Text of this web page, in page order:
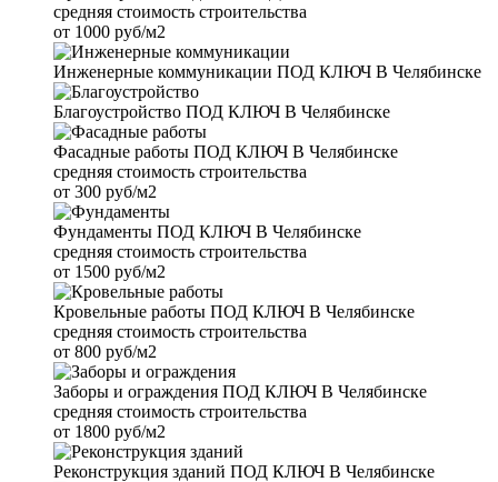
средняя стоимость строительства
от 1000 руб/м2
Инженерные коммуникации ПОД КЛЮЧ В Челябинске
Благоустройство ПОД КЛЮЧ В Челябинске
Фасадные работы ПОД КЛЮЧ В Челябинске
средняя стоимость строительства
от 300 руб/м2
Фундаменты ПОД КЛЮЧ В Челябинске
средняя стоимость строительства
от 1500 руб/м2
Кровельные работы ПОД КЛЮЧ В Челябинске
средняя стоимость строительства
от 800 руб/м2
Заборы и ограждения ПОД КЛЮЧ В Челябинске
средняя стоимость строительства
от 1800 руб/м2
Реконструкция зданий ПОД КЛЮЧ В Челябинске